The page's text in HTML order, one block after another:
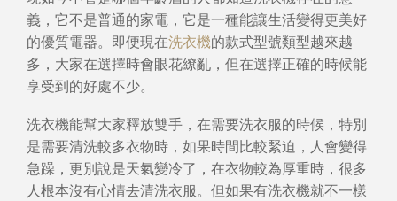
義，它不是普通的家電，它是一種能讓生活變得更美好
的優質電器。即便現在洗衣機的款式型號類型越來越
多，大家在選擇時會眼花繚亂，但在選擇正確的時候能
享受到的好處不少。
洗衣機能幫大家釋放雙手，在需要洗衣服的時候，特別
是需要清洗較多衣物時，如果時間比較緊迫，人會變得
急躁，更別說是天氣變冷了，在衣物較為厚重時，很多
人根本沒有心情去清洗衣服。但如果有洗衣機就不一樣